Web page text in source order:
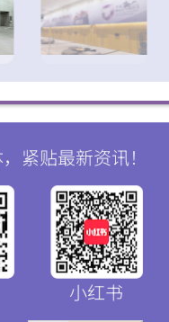
紧贴最新资讯！
小红书